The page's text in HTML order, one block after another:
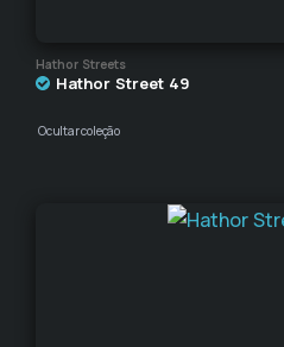
Hathor Streets
Hathor Street 49
Ocultar coleção